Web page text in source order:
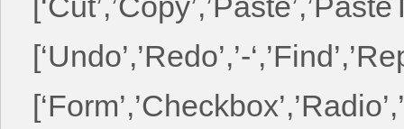
[‘Undo’,’Redo’,’-